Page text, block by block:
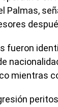
mientras